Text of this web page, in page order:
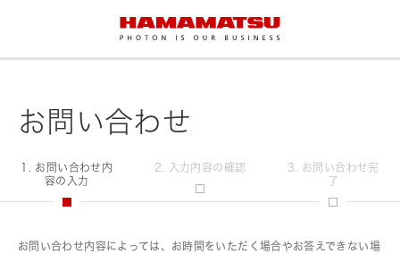
お問い合わせ
1. お問い合わせ内
容の入力
2. 入力内容の確認
3. お問い合わせ完
了
お問い合わせ内容によっては、お時間をいただく場合やお答えできない場